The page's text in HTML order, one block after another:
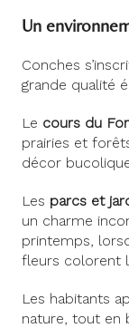
Un
Conches
grande qualité
Le cours du
prairies et
décor
Les parcs et
un charme
printemps,
fleurs colorent
Les habitants
nature, tout en